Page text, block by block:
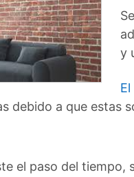
y
debido a que estas
el paso del